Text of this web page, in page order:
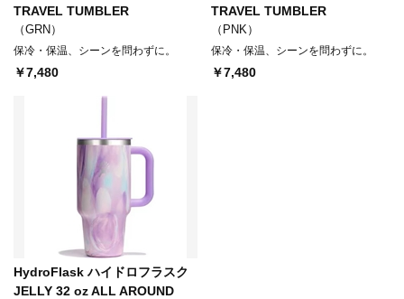
TRAVEL TUMBLER
（GRN）
保冷・保温、シーンを問わずに。
￥7,480
TRAVEL TUMBLER
（PNK）
保冷・保温、シーンを問わずに。
￥7,480
HydroFlask ハイドロフラスク
JELLY 32 oz ALL AROUND